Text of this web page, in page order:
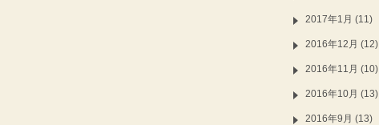
2017年1月 (11)
2016年12月 (12)
2016年11月 (10)
2016年10月 (13)
2016年9月 (13)